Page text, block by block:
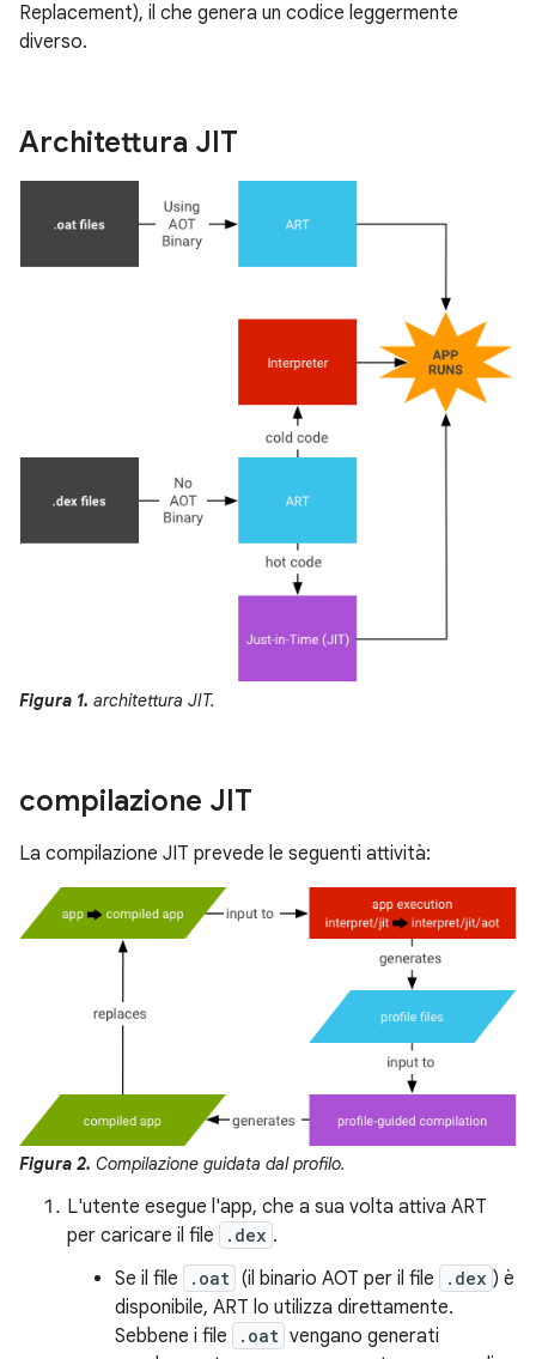
Replacement), il che genera un codice leggermente
diverso.
Architettura JIT
Figura 1. architettura JIT.
compilazione JIT
La compilazione JIT prevede le seguenti attività:
Figura 2. Compilazione guidata dal profilo.
L'utente esegue l'app, che a sua volta attiva ART
per caricare il file
.dex .
Se il file
.oat (il binario AOT per il file .dex ) è
disponibile, ART lo utilizza direttamente.
Sebbene i file
.oat vengano generati